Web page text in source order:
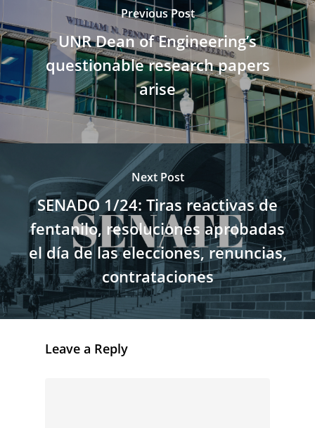
Previous Post
UNR Dean of Engineering’s
questionable research papers
arise
Next Post
SENADO 1/24: Tiras reactivas de
fentanilo, resoluciones aprobadas
el día de las elecciones, renuncias,
contrataciones
Leave a Reply